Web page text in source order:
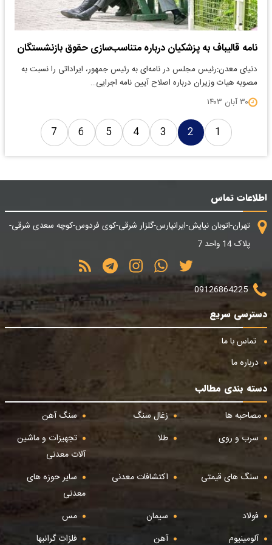
نامه قالیباف به پزشکیان درباره متناسب‌سازی حقوق بازنشستگان
دنیای معدن:رئیس مجلس در نامه‌ای به رئیس جمهور، ایراداتی را نسبت به
مصوبه هیات وزیران درباره اصلاح آیین نامه اجرایی…
۳۰ آبان ۱۴۰۳
1
2
3
4
5
6
7
اطلاعات تماس
تهران-اتوبان نیایش-ایرانپارس-گلزار شرقی-کوی فردوس-کوچه سعدی شرقی-
پلاک 14 واحد 7
09126864225
دسترسی سریع
تماس با ما
درباره ما
دسته بندی مطالب
مصاحبه ها
زغال سنگ
سنگ آهن
سرب و روی
طلا
تجهیزات و ماشین
آلات معدنی
سنگ های قیمتی
اکتشافات معدنی
سایر حوزه های
معدنی
فولاد
سیمان
مس
آلومینیوم
آهن فلزات گرانبها